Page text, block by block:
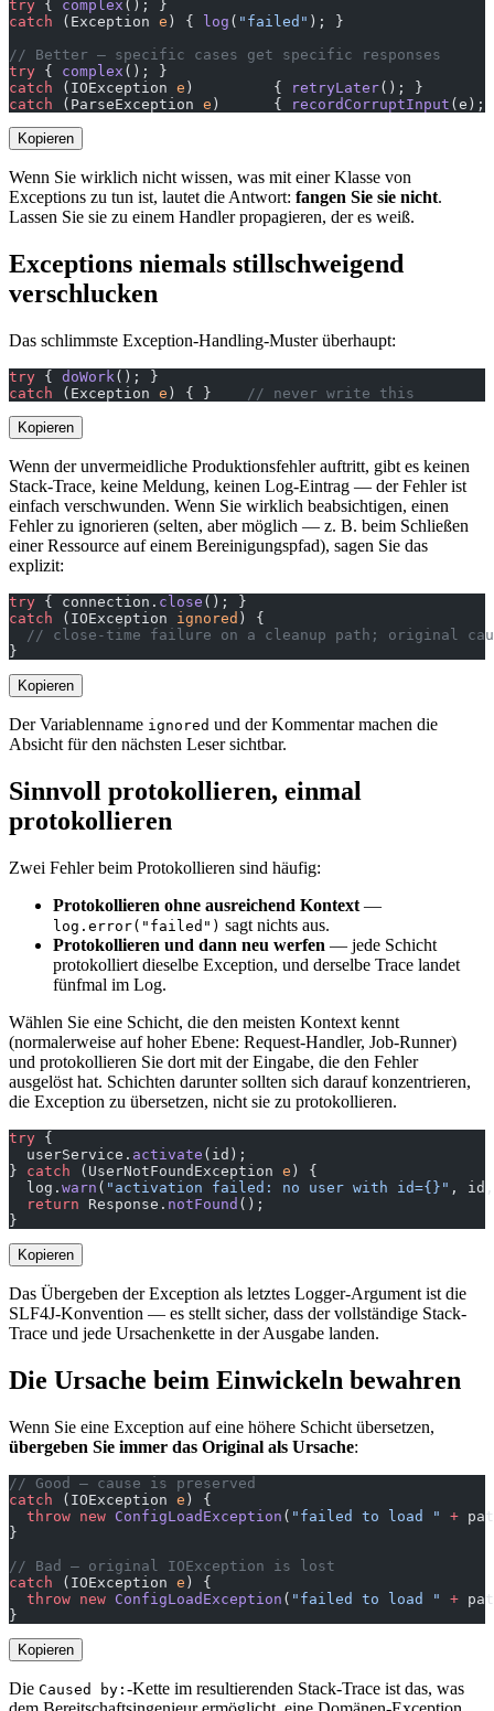
try { complex (); }
catch (Exception e ) { log ( "failed" ); }
// Better — specific cases get specific responses
try { complex (); }
catch (IOException e )         { retryLater(); }
catch (ParseException e )      { recordCorruptInput (e);
Kopieren
Wenn Sie wirklich nicht wissen, was mit einer Klasse von
Exceptions zu tun ist, lautet die Antwort: fangen Sie sie nicht.
Lassen Sie sie zu einem Handler propagieren, der es weiß.
Exceptions niemals stillschweigend
verschlucken
Das schlimmste Exception-Handling-Muster überhaupt:
try { doWork(); }
catch (Exception e ) { } // never write this
Kopieren
Wenn der unvermeidliche Produktionsfehler auftritt, gibt es keinen
Stack-Trace, keine Meldung, keinen Log-Eintrag — der Fehler ist
einfach verschwunden. Wenn Sie wirklich beabsichtigen, einen
Fehler zu ignorieren (selten, aber möglich — z. B. beim Schließen
einer Ressource auf einem Bereinigungspfad), sagen Sie das
explizit:
try { connection. close (); }
catch (IOException ignored ) {
// close-time failure on a cleanup path; original
}
Kopieren
Der Variablenname ignored und der Kommentar machen die
Absicht für den nächsten Leser sichtbar.
Sinnvoll protokollieren, einmal
protokollieren
Zwei Fehler beim Protokollieren sind häufig:
Protokollieren ohne ausreichend Kontext —
log.error("failed") sagt nichts aus.
Protokollieren und dann neu werfen — jede Schicht
protokolliert dieselbe Exception, und derselbe Trace landet
fünfmal im Log.
Wählen Sie eine Schicht, die den meisten Kontext kennt
(normalerweise auf hoher Ebene: Request-Handler, Job-Runner)
und protokollieren Sie dort mit der Eingabe, die den Fehler
ausgelöst hat. Schichten darunter sollten sich darauf konzentrieren,
die Exception zu übersetzen, nicht sie zu protokollieren.
try {
  userService.
activate (id);
} catch (UserNotFoundException e ) {
  log.
warn ( "activation failed: no user with id={}" ,
  return
Response. notFound ();
}
Kopieren
Das Übergeben der Exception als letztes Logger-Argument ist die
SLF4J-Konvention — es stellt sicher, dass der vollständige Stack-
Trace und jede Ursachenkette in der Ausgabe landen.
Die Ursache beim Einwickeln bewahren
Wenn Sie eine Exception auf eine höhere Schicht übersetzen,
übergeben Sie immer das Original als Ursache:
// Good — cause is preserved
catch (IOException e ) {
  throw
new ConfigLoadException ( "failed to load " +
}
// Bad — original IOException is lost
catch (IOException e ) {
  throw
new ConfigLoadException ( "failed to load " +
}
Kopieren
Die Caused by: -Kette im resultierenden Stack-Trace ist das, was